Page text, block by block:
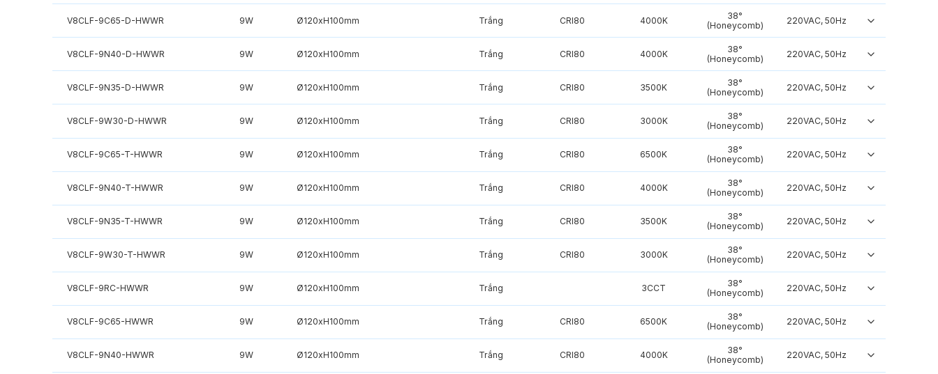
V8CLF-9C65-D-HWWR 9W Ø120xH100mm Trắng CRI80 4000K
38°
(Honeycomb)
220VAC, 50Hz
V8CLF-9N40-D-HWWR 9W Ø120xH100mm Trắng CRI80 4000K
38°
(Honeycomb)
220VAC, 50Hz
V8CLF-9N35-D-HWWR 9W Ø120xH100mm Trắng CRI80 3500K
38°
(Honeycomb)
220VAC, 50Hz
V8CLF-9W30-D-HWWR 9W Ø120xH100mm Trắng CRI80 3000K
38°
(Honeycomb)
220VAC, 50Hz
V8CLF-9C65-T-HWWR 9W Ø120xH100mm Trắng CRI80 6500K
38°
(Honeycomb)
220VAC, 50Hz
V8CLF-9N40-T-HWWR 9W Ø120xH100mm Trắng CRI80 4000K
38°
(Honeycomb)
220VAC, 50Hz
V8CLF-9N35-T-HWWR 9W Ø120xH100mm Trắng CRI80 3500K
38°
(Honeycomb)
220VAC, 50Hz
V8CLF-9W30-T-HWWR 9W Ø120xH100mm Trắng CRI80 3000K
38°
(Honeycomb)
220VAC, 50Hz
V8CLF-9RC-HWWR 9W Ø120xH100mm Trắng 3CCT
38°
(Honeycomb)
220VAC, 50Hz
V8CLF-9C65-HWWR 9W Ø120xH100mm Trắng CRI80 6500K
38°
(Honeycomb)
220VAC, 50Hz
V8CLF-9N40-HWWR 9W Ø120xH100mm Trắng CRI80 4000K
38°
(Honeycomb)
220VAC, 50Hz